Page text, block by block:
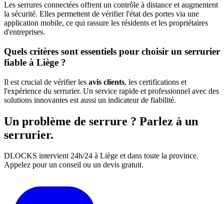
Les serrures connectées offrent un contrôle à distance et augmentent
la sécurité. Elles permettent de vérifier l'état des portes via une
application mobile, ce qui rassure les résidents et les propriétaires
d'entreprises.
Quels critères sont essentiels pour choisir un serrurier
fiable à Liège ?
Il est crucial de vérifier les avis clients, les certifications et
l'expérience du serrurier. Un service rapide et professionnel avec des
solutions innovantes est aussi un indicateur de fiabilité.
Un problème de serrure ? Parlez à un
serrurier.
DLOCKS intervient 24h/24 à Liège et dans toute la province.
Appelez pour un conseil ou un devis gratuit.